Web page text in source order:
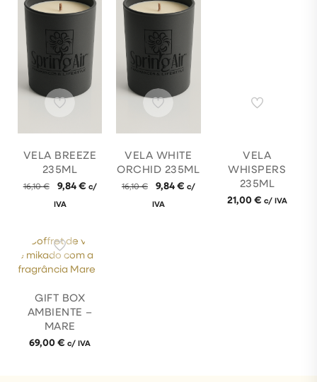
VELA BREEZE
235ML
16,10€ 9,84€ c/
IVA
VELA WHITE
ORCHID 235ML
16,10€ 9,84€ c/
IVA
VELA
WHISPERS
235ML
21,00€ c/ IVA
GIFT BOX
AMBIENTE –
MARE
69,00€ c/ IVA